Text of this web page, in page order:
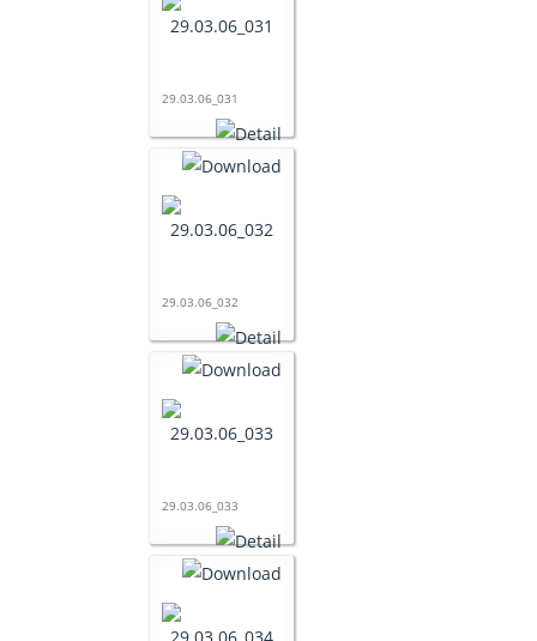
29.03.06_031
29.03.06_032
29.03.06_033